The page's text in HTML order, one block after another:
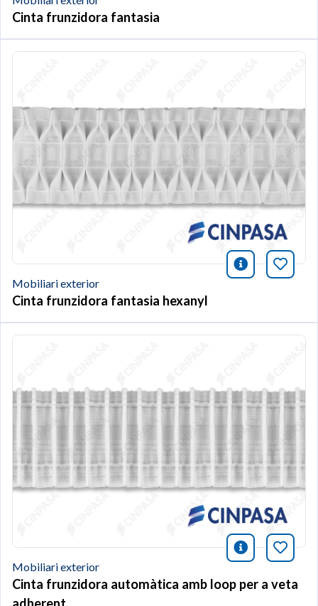
Cinta frunzidora fantasia
icono
Mobiliari exterior
Cinta frunzidora fantasia hexanyl
icono
Mobiliari exterior
Cinta frunzidora automàtica amb loop per a veta
adherent